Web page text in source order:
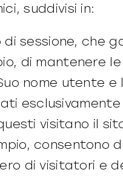
suddivisi in:
di sessione, che
di mantenere
nome utente
visitano il
consentono
di visitatori e